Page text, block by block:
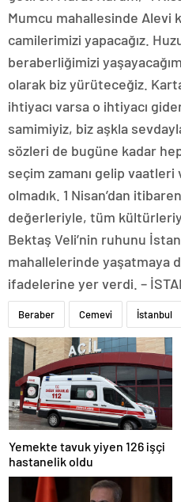
Mumcu mahallesinde Alevi
camilerimizi yapacağız.
beraberliğimizi
olarak biz yürüteceğiz.
ihtiyacı varsa o ihtiyacı
samimiyiz, biz aşkla
sözleri de bugüne kadar
seçim zamanı gelip
olmadık. 1 Nisan’dan
değerleriyle, tüm
Bektaş Veli’nin ruhunu
mahallelerinde yaşatmaya
ifadelerine yer verdi. –
Beraber Cemevi İstanbul
Yemekte tavuk yiyen 126 işçi
hastanelik oldu